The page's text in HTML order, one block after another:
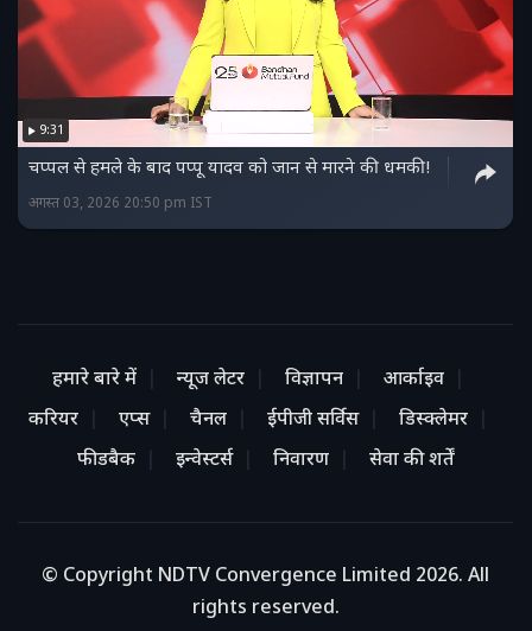
9:31
चप्पल से हमले के बाद पप्पू यादव को जान से मारने की धमकी!
अगस्त 03, 2026 20:50 pm IST
हमारे बारे में न्यूज लेटर विज्ञापन
आर्काइव
करियर
एप्स चैनल ईपीजी सर्विस
डिस्क्लेमर
फीडबैक
इन्वेस्टर्स निवारण सेवा की शर्तें
© Copyright NDTV Convergence Limited 2026. All
rights reserved.